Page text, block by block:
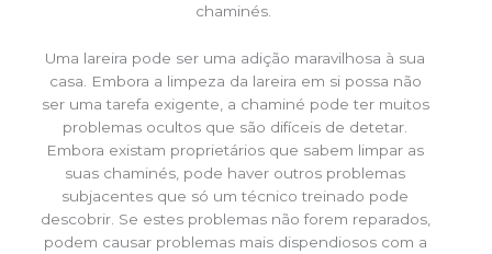
chaminés.
Uma lareira pode ser uma adição maravilhosa à sua
casa. Embora a limpeza da lareira em si possa não
ser uma tarefa exigente, a chaminé pode ter muitos
problemas ocultos que são difíceis de detetar.
Embora existam proprietários que sabem limpar as
suas chaminés, pode haver outros problemas
subjacentes que só um técnico treinado pode
descobrir. Se estes problemas não forem reparados,
podem causar problemas mais dispendiosos com a